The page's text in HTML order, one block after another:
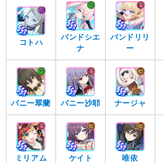
コトハ
バンドシエ
ナ
バンドリリ
ー
バニー翠蘭 バニー沙耶 ナージャ
ミリアム ケイト 唯依